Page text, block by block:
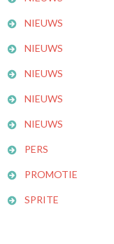
NIEUWS
NIEUWS
NIEUWS
NIEUWS
NIEUWS
PERS
PROMOTIE
SPRITE